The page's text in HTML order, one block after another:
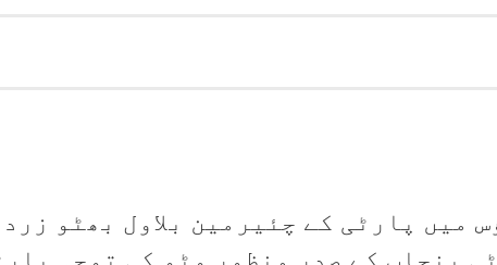
پارٹی کے چئیرمین بلاول بھٹو
پنجاب کے صدر منظور وٹو کی توجہ